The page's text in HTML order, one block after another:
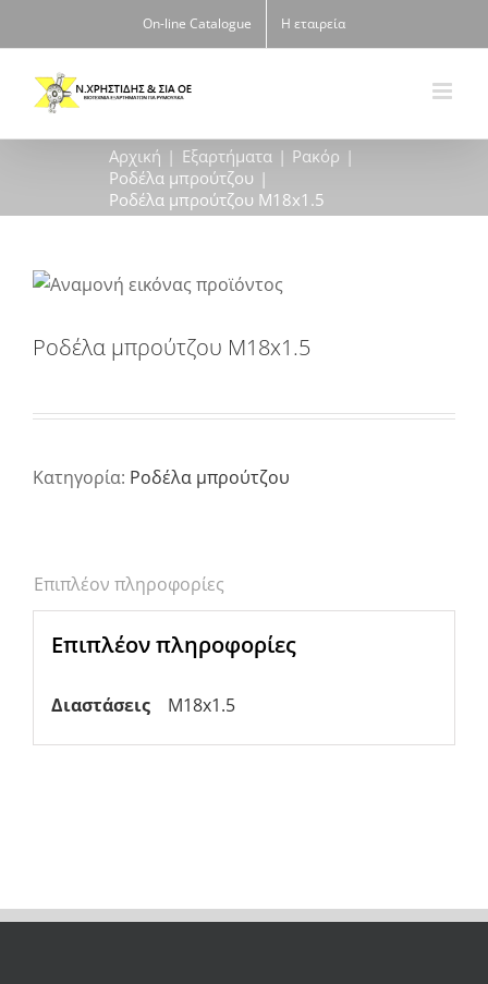
στο
περιεχόμενο
On-line Catalogue Η εταιρεία
Αρχική Εξαρτήματα
Ρακόρ
Ροδέλα μπρούτζου
Ροδέλα μπρούτζου M18x1.5
Ροδέλα μπρούτζου M18x1.5
Κατηγορία: Ροδέλα μπρούτζου
Επιπλέον πληροφορίες
Επιπλέον πληροφορίες
Διαστάσεις M18x1.5